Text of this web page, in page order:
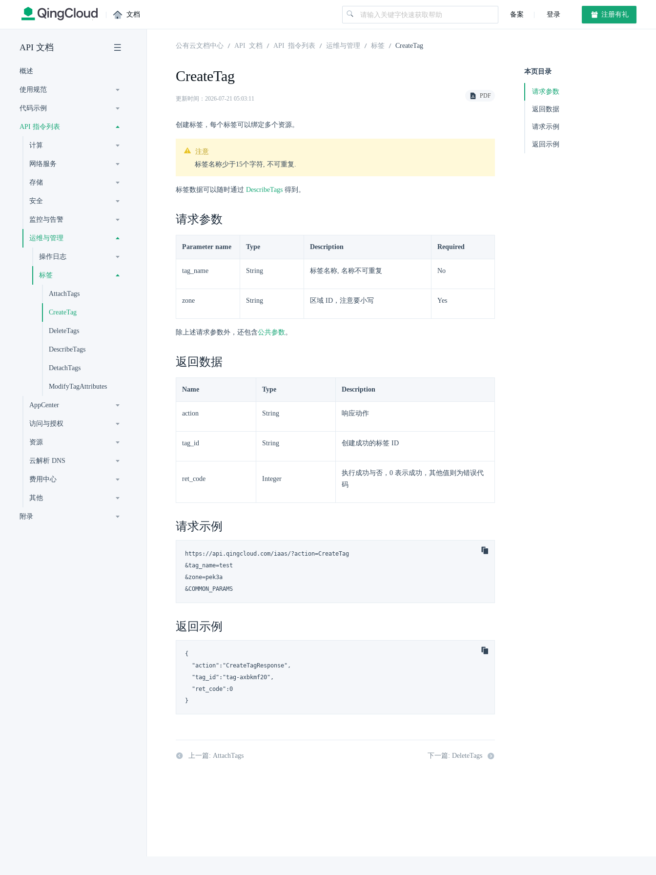
| 文档 备案 登录 注册有礼
API 文档
概述
使用规范
代码示例
API 指令列表
计算
网络服务
存储
安全
监控与告警
运维与管理
操作日志
标签
AttachTags
CreateTag
DeleteTags
DescribeTags
DetachTags
ModifyTagAttributes
AppCenter
访问与授权
资源
云解析 DNS
费用中心
其他
附录
公有云文档中心 API 文档 API 指令列表 运维与管理 标签 CreateTag
CreateTag
更新时间：2026-07-21 05:03:11 PDF
创建标签，每个标签可以绑定多个资源。
注意
标签名称少于15个字符, 不可重复.
标签数据可以随时通过 DescribeTags 得到。
请求参数
Parameter name Type Description Required
tag_name String 标签名称, 名称不可重复 No
zone String 区域 ID，注意要小写 Yes
除上述请求参数外，还包含公共参数。
返回数据
Name Type Description
action String 响应动作
tag_id String 创建成功的标签 ID
ret_code Integer
执行成功与否，0 表示成功，其他值则为错误代
码
请求示例
https://api.qingcloud.com/iaas/?action=CreateTag
&tag_name=test
&zone=pek3a
&COMMON_PARAMS
返回示例
{
  "action":"CreateTagResponse",
  "tag_id":"tag-axbkmf20",
  "ret_code":0
}
上一篇: AttachTags 下一篇: DeleteTags
本页目录
请求参数
返回数据
请求示例
返回示例